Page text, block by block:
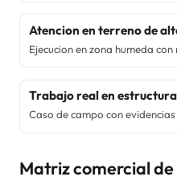
Atencion en terreno de
Ejecucion en zona humeda
Trabajo real en
Caso de campo con
Matriz comercial